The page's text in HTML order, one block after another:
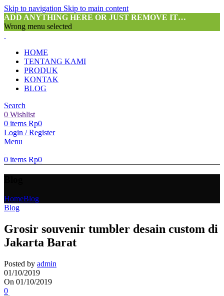
Skip to navigation Skip to main content
ADD ANYTHING HERE OR JUST REMOVE IT…
Wrong menu selected
HOME
TENTANG KAMI
PRODUK
KONTAK
BLOG
Search
0 Wishlist
0 items Rp0
Login / Register
Menu
0 items Rp0
HomeBlog
Blog
Grosir souvenir tumbler desain custom di
Jakarta Barat
Posted by admin
01/10/2019
On 01/10/2019
0